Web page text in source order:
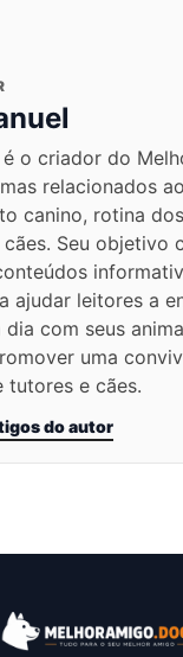
o criador do
relacionados
canino, rotina
Seu objetivo
ajudar leitores a
com seus
uma
tutores e cães.
do autor